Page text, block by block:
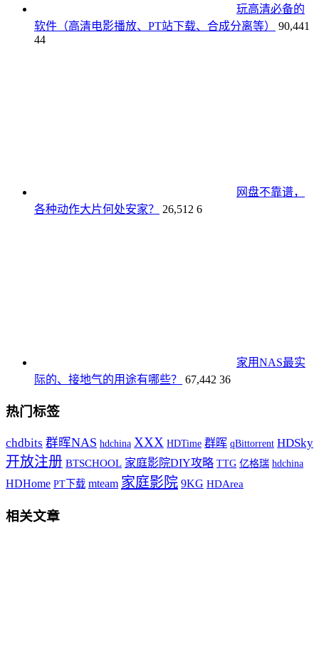
玩高清必备的
软件（高清电影播放、PT站下载、合成分离等）
90,441
44
网盘不靠谱，
各种动作大片何处安家？
26,512 6
家用NAS最实
际的、接地气的用途有哪些？
67,442 36
热门标签
chdbits 群晖NAS hdchina XXX HDTime 群晖 qBittorrent HDSky
开放注册 BTSCHOOL 家庭影院DIY攻略 TTG 亿格瑞 hdchina
HDHome PT下载 mteam 家庭影院 9KG HDArea
相关文章